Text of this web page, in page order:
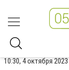
10:30, 4 октября 2023